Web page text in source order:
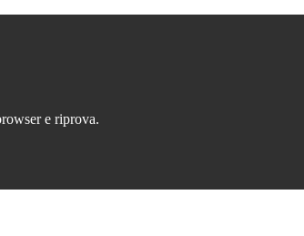
e riprova.